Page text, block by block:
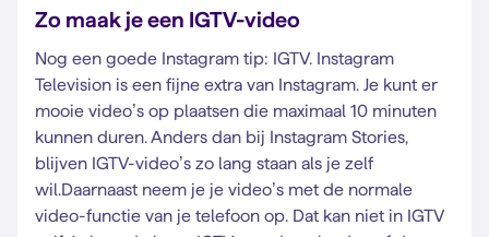
Zo maak je een IGTV-video
Nog een goede Instagram tip: IGTV. Instagram
Television is een fijne extra van Instagram. Je kunt er
mooie video’s op plaatsen die maximaal 10 minuten
kunnen duren. Anders dan bij Instagram Stories,
blijven IGTV-video’s zo lang staan als je zelf
wil.Daarnaast neem je je video’s met de normale
video-functie van je telefoon op. Dat kan niet in IGTV